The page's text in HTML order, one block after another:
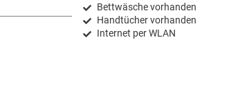
Bettwäsche vorhanden
Handtücher vorhanden
Internet per WLAN